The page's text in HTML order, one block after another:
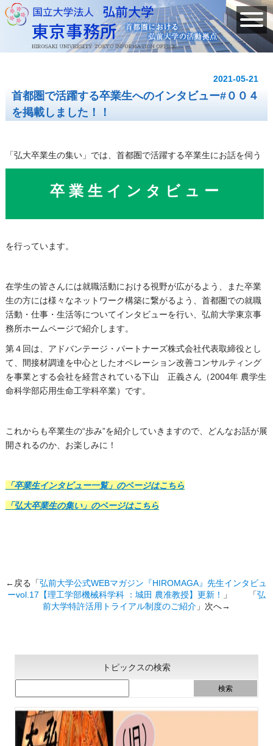
2021-05-21
首都圏で活躍する卒業生へのインタビュー#００４
を掲載しました！！
「弘大卒業生の集い」では、首都圏で活躍する卒業生にお話を伺う
卒 業 生 イ ン タ ビ ュ ー
を行っています。
在学生の皆さんには就職活動における視野が広がるよう、また卒業
生の方には様々なネットワーク構築に繋がるよう、首都圏での就職
活動・仕事・生活等についてインタビューを行い、弘前大学東京事
務所ホームページで紹介します。
第４回は、アドバンテージ・パートナーズ株式会社代表取締役とし
て、間接材調達を中心としたオペレーション改善コンサルティング
を事業とする会社を経営されている下山 正義さん（2004年 農学生
命科学部応用生命工学科卒業）です。
これからも卒業生の“歩み”を紹介していきますので、どんなお話が展
開されるのか、お楽しみに！
「卒業生インタビュー一覧」のページはこちら
「弘大卒業生の集い」のページはこちら
←戻る「弘前大学公式WEBマガジン『HIROMAGA』先生インタビュ
ーvol.17【理工学部機械科学科 ：城田 農准教授】更新！
」 「弘
前大学特許活用トライアル制度のご紹介」次へ→
トピックスの検索